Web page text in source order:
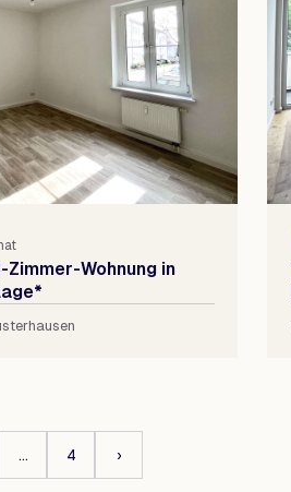
Zimmer-Wohnung in
… 4 ›